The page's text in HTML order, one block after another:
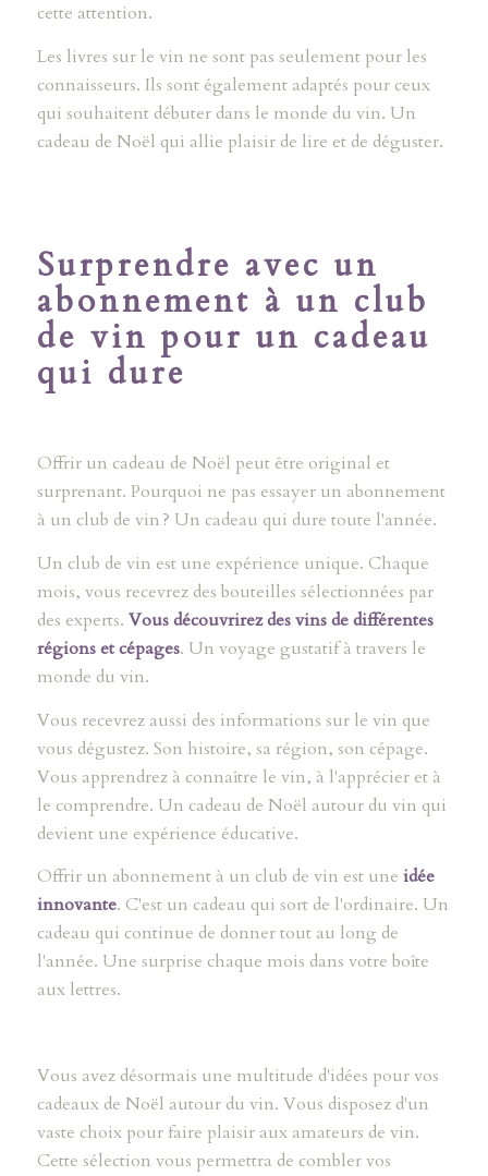
cette attention.
Les livres sur le vin ne sont pas seulement pour les
connaisseurs. Ils sont également adaptés pour ceux
qui souhaitent débuter dans le monde du vin. Un
cadeau de Noël qui allie plaisir de lire et de déguster.
Surprendre avec un
abonnement à un club
de vin pour un cadeau
qui dure
Offrir un cadeau de Noël peut être original et
surprenant. Pourquoi ne pas essayer un abonnement
à un club de vin ? Un cadeau qui dure toute l'année.
Un club de vin est une expérience unique. Chaque
mois, vous recevrez des bouteilles sélectionnées par
des experts. Vous découvrirez des vins de différentes
régions et cépages. Un voyage gustatif à travers le
monde du vin.
Vous recevrez aussi des informations sur le vin que
vous dégustez. Son histoire, sa région, son cépage.
Vous apprendrez à connaître le vin, à l'apprécier et à
le comprendre. Un cadeau de Noël autour du vin qui
devient une expérience éducative.
Offrir un abonnement à un club de vin est une idée
innovante. C'est un cadeau qui sort de l'ordinaire. Un
cadeau qui continue de donner tout au long de
l'année. Une surprise chaque mois dans votre boîte
aux lettres.
Vous avez désormais une multitude d'idées pour vos
cadeaux de Noël autour du vin. Vous disposez d'un
vaste choix pour faire plaisir aux amateurs de vin.
Cette sélection vous permettra de combler vos